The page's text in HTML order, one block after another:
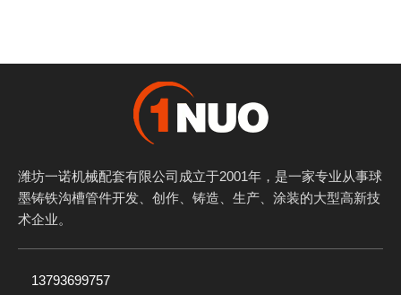
潍坊一诺机械配套有限公司成立于2001年，是一家专业从事球
墨铸铁沟槽管件开发、创作、铸造、生产、涂装的大型高新技
术企业。
13793699757